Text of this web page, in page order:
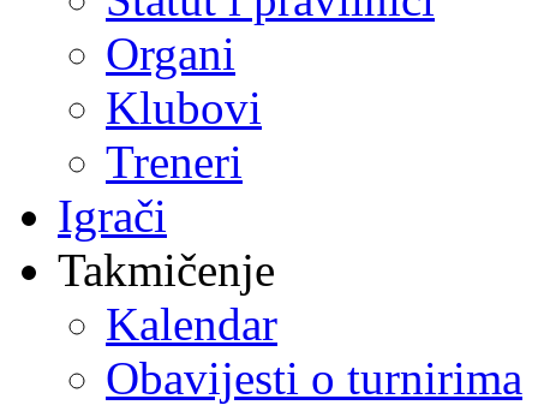
Organi
Klubovi
Treneri
Igrači
Takmičenje
Kalendar
Obavijesti o turnirima